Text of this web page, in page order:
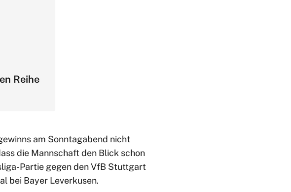
Reihe
am Sonntagabend nicht
die Mannschaft den Blick schon
Partie gegen den VfB Stuttgart
bei Bayer Leverkusen.